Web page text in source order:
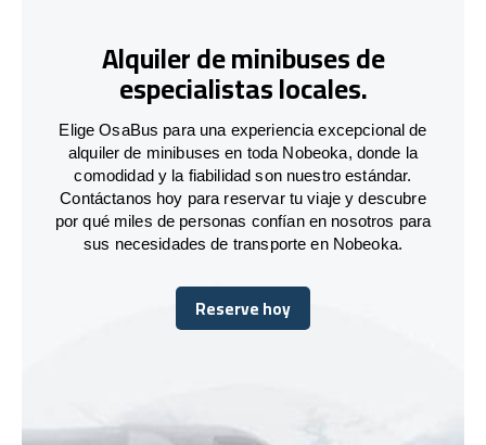
Alquiler de minibuses de
especialistas locales.
Elige OsaBus para una experiencia excepcional de
alquiler de minibuses en toda Nobeoka, donde la
comodidad y la fiabilidad son nuestro estándar.
Contáctanos hoy para reservar tu viaje y descubre
por qué miles de personas confían en nosotros para
sus necesidades de transporte en Nobeoka.
Reserve hoy
Reserve hoy